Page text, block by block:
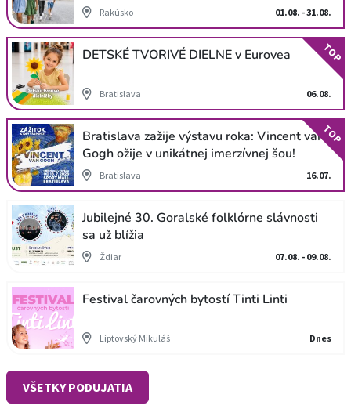
Rakúsko 01.08. - 31.08.
DETSKÉ TVORIVÉ DIELNE v Eurovea
Bratislava 06.08.
TOP
Bratislava zažije výstavu roka: Vincent van
Gogh ožije v unikátnej imerzívnej šou!
Bratislava 16.07.
TOP
Jubilejné 30. Goralské folklórne slávnosti
sa už blížia
Ždiar 07.08. - 09.08.
Festival čarovných bytostí Tinti Linti
Liptovský Mikuláš Dnes
VŠETKY PODUJATIA